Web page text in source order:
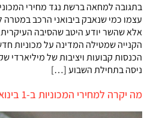
בתגובה למחאה ברשת נגד מחירי
עצמו כמי שנאבק ביבואני הרכב במטרה
אלא שהשר יודע היטב שהסיבה העיקרית
הקנייה שמטילה המדינה על מכוניות
הכנסות קבועות ויציבות של מיליארדי
ניסה בתחילת השבוע […]
מה יקרה למחירי המכוניות ב-1 בינואר 2015?